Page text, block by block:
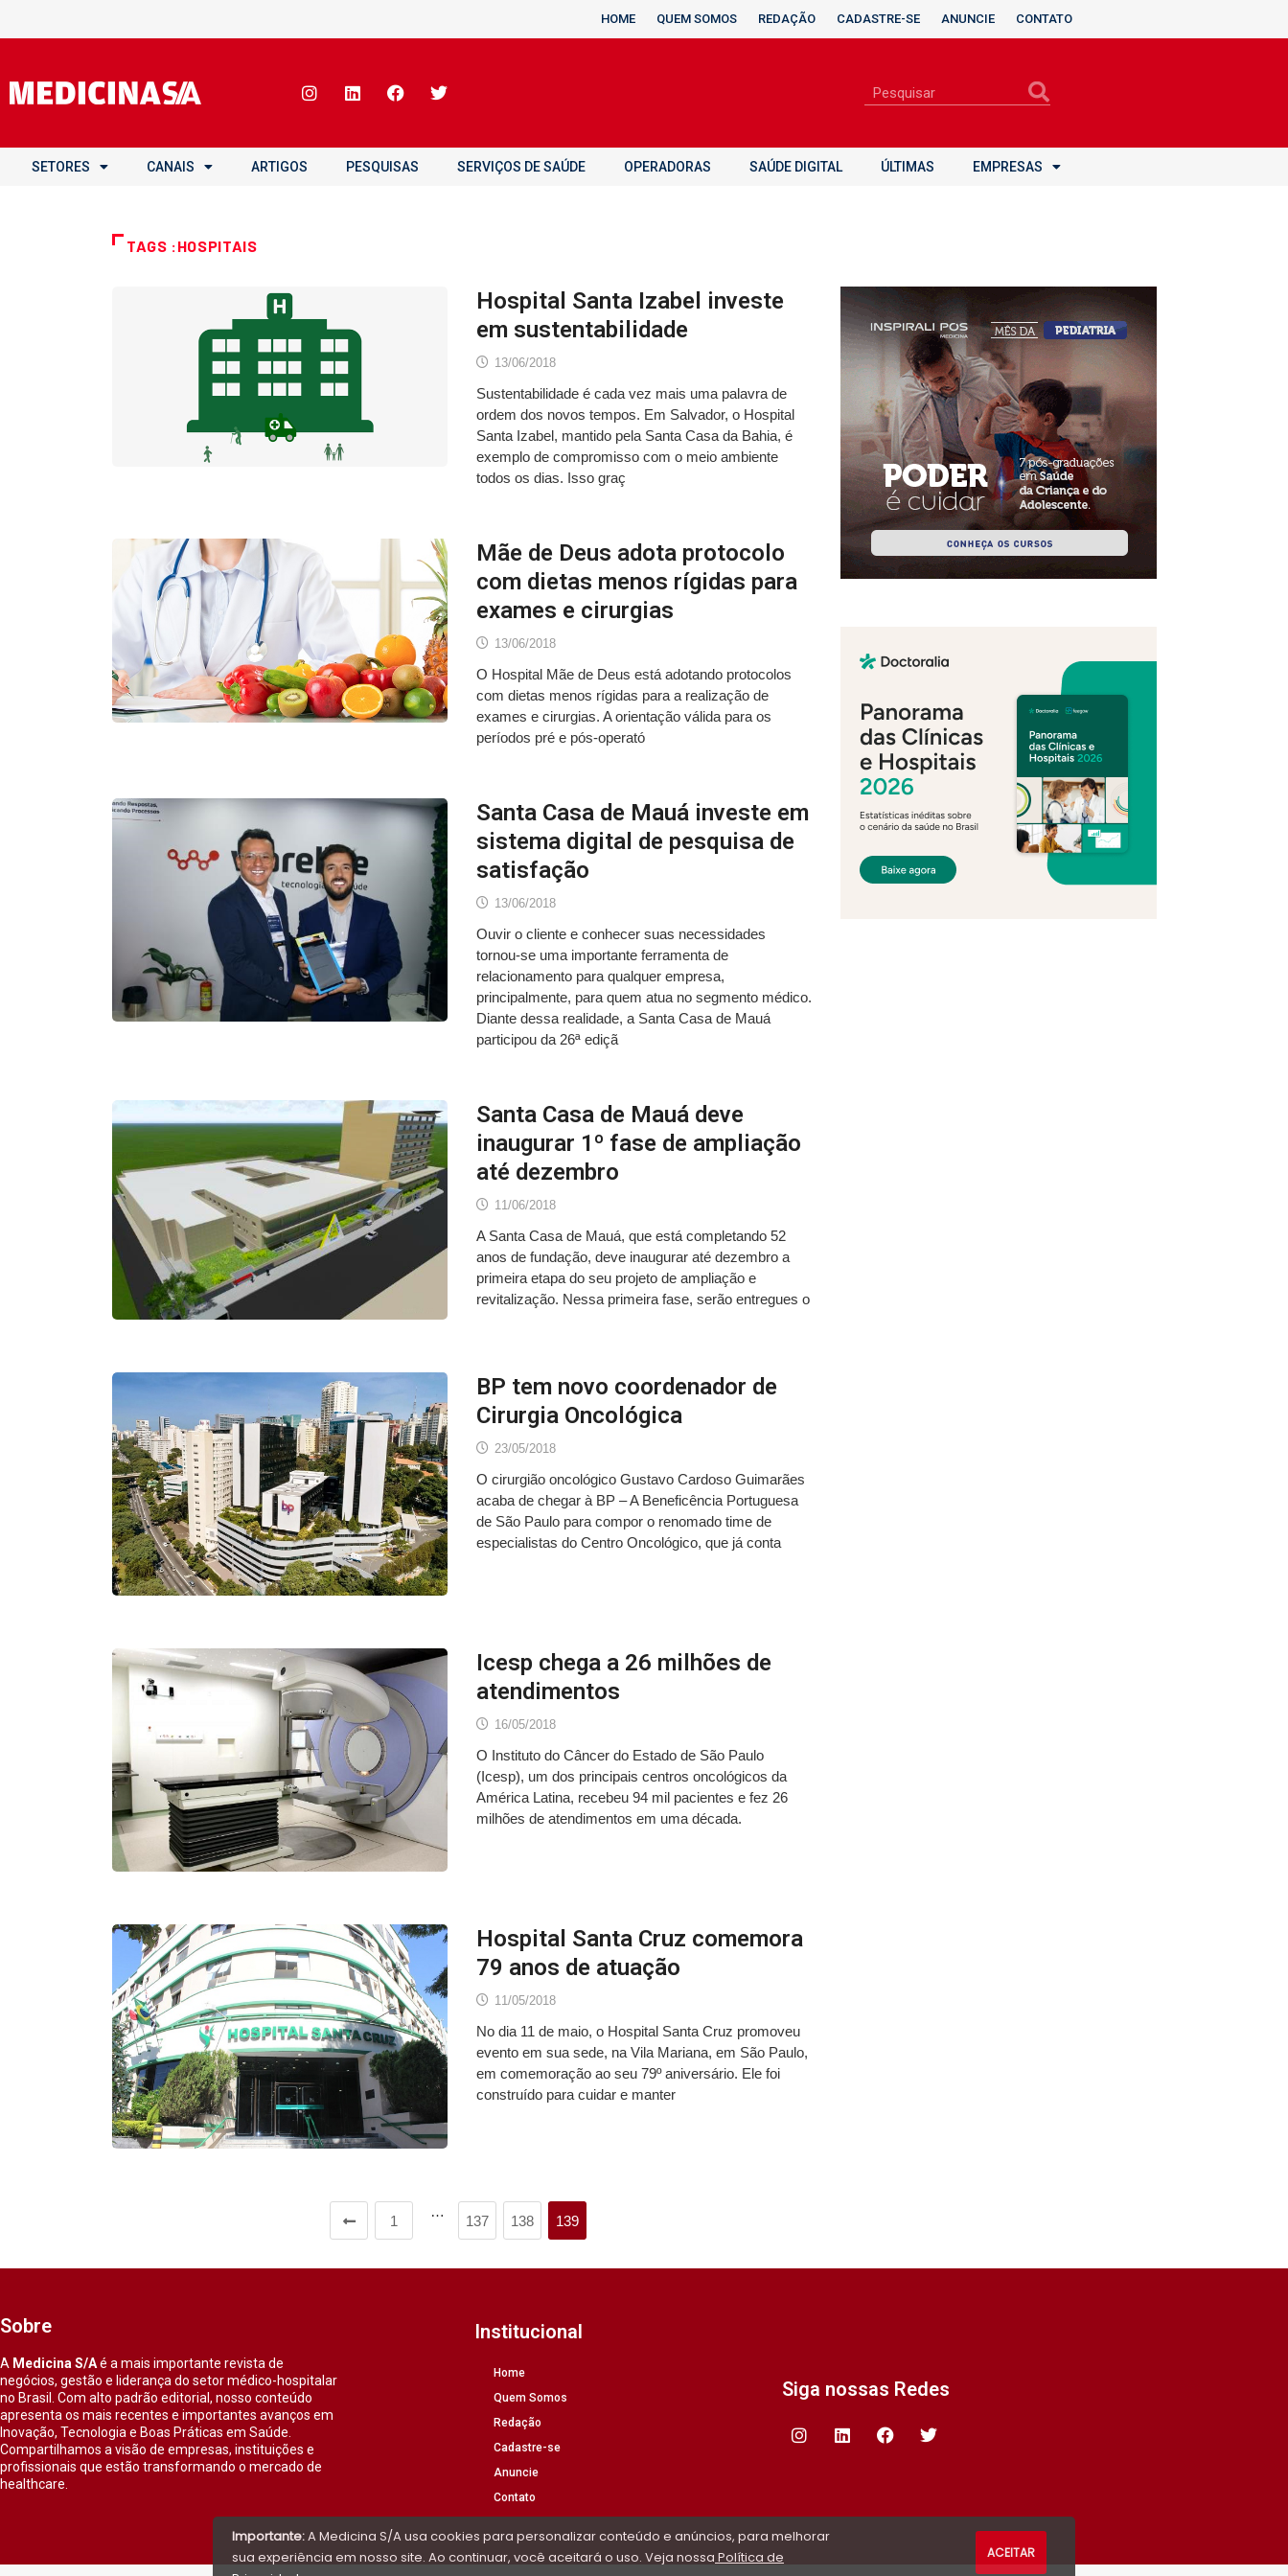
HOME QUEM SOMOS REDAÇÃO CADASTRE-SE ANUNCIE CONTATO
SETORES CANAIS ARTIGOS PESQUISAS SERVIÇOS DE SAÚDE OPERADORAS SAÚDE DIGITAL ÚLTIMAS EMPRESAS
TAGS :HOSPITAIS
Hospital Santa Izabel investe
em sustentabilidade
13/06/2018
Sustentabilidade é cada vez mais uma palavra de
ordem dos novos tempos. Em Salvador, o Hospital
Santa Izabel, mantido pela Santa Casa da Bahia, é
exemplo de compromisso com o meio ambiente
todos os dias. Isso graç
Mãe de Deus adota protocolo
com dietas menos rígidas para
exames e cirurgias
13/06/2018
O Hospital Mãe de Deus está adotando protocolos
com dietas menos rígidas para a realização de
exames e cirurgias. A orientação válida para os
períodos pré e pós-operató
Santa Casa de Mauá investe em
sistema digital de pesquisa de
satisfação
13/06/2018
Ouvir o cliente e conhecer suas necessidades
tornou-se uma importante ferramenta de
relacionamento para qualquer empresa,
principalmente, para quem atua no segmento médico.
Diante dessa realidade, a Santa Casa de Mauá
participou da 26ª ediçã
Santa Casa de Mauá deve
inaugurar 1º fase de ampliação
até dezembro
11/06/2018
A Santa Casa de Mauá, que está completando 52
anos de fundação, deve inaugurar até dezembro a
primeira etapa do seu projeto de ampliação e
revitalização. Nessa primeira fase, serão entregues o
BP tem novo coordenador de
Cirurgia Oncológica
23/05/2018
O cirurgião oncológico Gustavo Cardoso Guimarães
acaba de chegar à BP – A Beneficência Portuguesa
de São Paulo para compor o renomado time de
especialistas do Centro Oncológico, que já conta
Icesp chega a 26 milhões de
atendimentos
16/05/2018
O Instituto do Câncer do Estado de São Paulo
(Icesp), um dos principais centros oncológicos da
América Latina, recebeu 94 mil pacientes e fez 26
milhões de atendimentos em uma década.
Hospital Santa Cruz comemora
79 anos de atuação
11/05/2018
No dia 11 de maio, o Hospital Santa Cruz promoveu
evento em sua sede, na Vila Mariana, em São Paulo,
em comemoração ao seu 79º aniversário. Ele foi
construído para cuidar e manter
1
…
137 138 139
Sobre
A Medicina S/Aé a mais importante revista de
negócios, gestão e liderança do setor médico-hospitalar
no Brasil. Com alto padrão editorial, nosso conteúdo
apresenta os mais recentes e importantes avanços em
Inovação, Tecnologia e Boas Práticas em Saúde.
Compartilhamos a visão de empresas, instituições e
profissionais que estão transformando o mercado de
healthcare.
Institucional
Home
Quem Somos
Redação
Cadastre-se
Anuncie
Contato
Siga nossas Redes
Importante:A Medicina S/A usa cookies para personalizar conteúdo e anúncios, para melhorar
sua experiência em nosso site. Ao continuar, você aceitará o uso. Veja nossa Política de
ACEITAR